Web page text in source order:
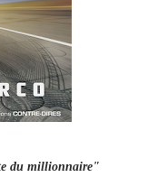
du millionnaire"